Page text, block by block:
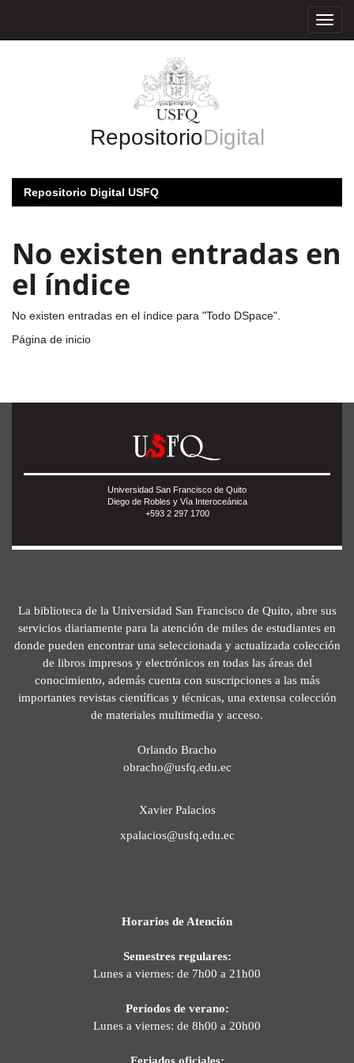
RepositorioDigital
Repositorio Digital USFQ
No existen entradas en
el índice
No existen entradas en el índice para "Todo DSpace".
Página de inicio
Universidad San Francisco de Quito
Diego de Robles y Vía Interoceánica
+593 2 297 1700
La biblioteca de la Universidad San Francisco de Quito, abre sus
servicios diariamente para la atención de miles de estudiantes en
donde pueden encontrar una seleccionada y actualizada colección
de libros impresos y electrónicos en todas las áreas del
conocimiento, además cuenta con suscripciones a las más
importantes revistas científicas y técnicas, una extensa colección
de materiales multimedia y acceso.
Orlando Bracho
obracho@usfq.edu.ec
Xavier Palacios
xpalacios@usfq.edu.ec
Horarios de Atención
Semestres regulares:
Lunes a viernes: de 7h00 a 21h00
Períodos de verano:
Lunes a viernes: de 8h00 a 20h00
Feriados oficiales: